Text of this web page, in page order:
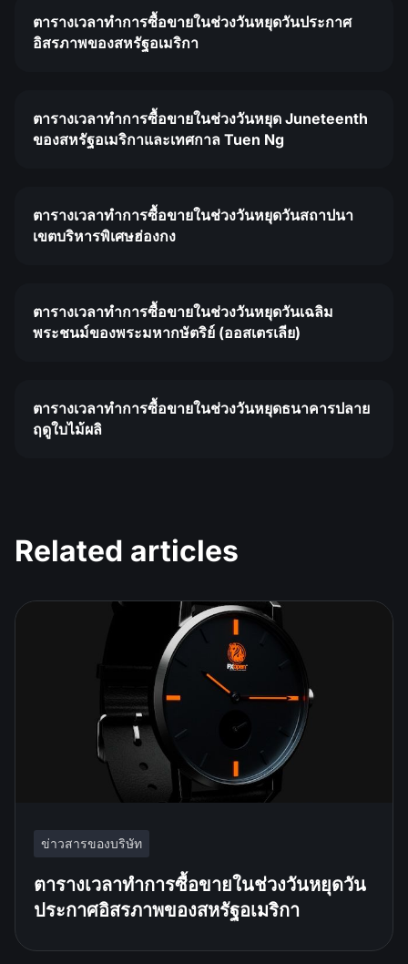
ตารางเวลาทำการซื้อขายในช่วงวันหยุดวันประกาศ
อิสรภาพของสหรัฐอเมริกา
ตารางเวลาทำการซื้อขายในช่วงวันหยุด Juneteenth
ของสหรัฐอเมริกาและเทศกาล Tuen Ng
ตารางเวลาทำการซื้อขายในช่วงวันหยุดวันสถาปนา
เขตบริหารพิเศษฮ่องกง
ตารางเวลาทำการซื้อขายในช่วงวันหยุดวันเฉลิม
พระชนม์ของพระมหากษัตริย์ (ออสเตรเลีย)
ตารางเวลาทำการซื้อขายในช่วงวันหยุดธนาคารปลาย
ฤดูใบไม้ผลิ
Related articles
ข่าวสารของบริษัท
ตารางเวลาทำการซื้อขายในช่วงวันหยุดวัน
ประกาศอิสรภาพของสหรัฐอเมริกา